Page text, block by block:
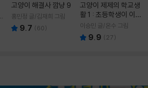
고양이 해결사 깜냥 9
홍민정 글/김재희 그림
9.7 (60)
고양이 제제의 학교생
활 1 : 초등학생이 이
렇게 힘들 줄이야
이승민 글/온수 그림
9.9 ( 27)